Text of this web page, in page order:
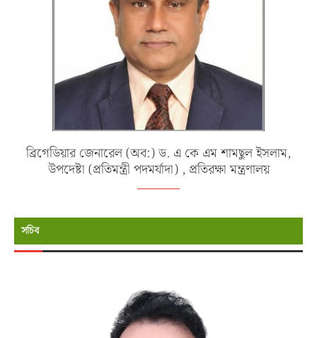
ব্রিগেডিয়ার জেনারেল (অব:) ড. এ কে এম শামছুল ইসলাম,
উপদেষ্টা (প্রতিমন্ত্রী পদমর্যাদা) , প্রতিরক্ষা মন্ত্রণালয়
সচিব